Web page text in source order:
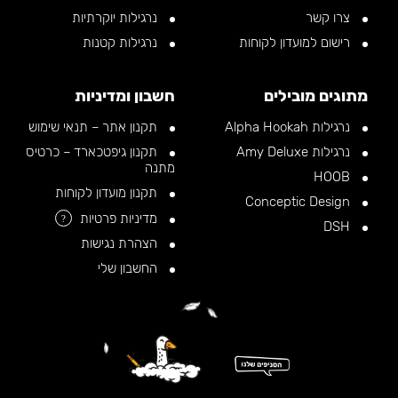
צרו קשר
רישום למועדון לקוחות
נרגילות יוקרתיות
נרגילות קטנות
מתוגים מובילים
נרגילות Alpha Hookah
נרגילות Amy Deluxe
חשבון ומדיניות
תקנון אתר – תנאי שימוש
תקנון גיפטכארד – כרטיס
מתנה
תקנון מועדון לקוחות
מדיניות פרטיות
?
הצהרת נגישות
החשבון שלי